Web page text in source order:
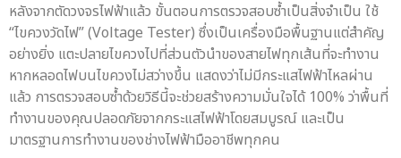
หลังจากตัดวงจรไฟฟ้าแล้ว ขั้นตอนการตรวจสอบซ้ำเป็นสิ่งจำเป็น ใช้
“ไขควงวัดไฟ” (Voltage Tester) ซึ่งเป็นเครื่องมือพื้นฐานแต่สำคัญ
อย่างยิ่ง แตะปลายไขควงไปที่ส่วนตัวนำของสายไฟทุกเส้นที่จะทำงาน
หากหลอดไฟบนไขควงไม่สว่างขึ้น แสดงว่าไม่มีกระแสไฟฟ้าไหลผ่าน
แล้ว การตรวจสอบซ้ำด้วยวิธีนี้จะช่วยสร้างความมั่นใจได้ 100% ว่าพื้นที่
ทำงานของคุณปลอดภัยจากกระแสไฟฟ้าโดยสมบูรณ์ และเป็น
มาตรฐานการทำงานของช่างไฟฟ้ามืออาชีพทุกคน